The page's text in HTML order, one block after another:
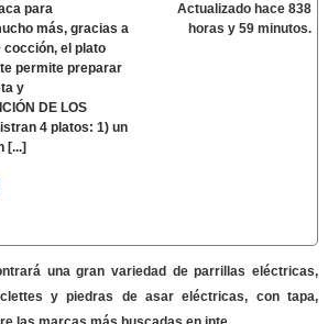
para
más, gracias a
cocción, el plato
permite preparar
y
DE LOS
4 platos: 1) un
[...]
Actualizado hace 838
horas y 59 minutos.
una gran variedad de parrillas eléctricas,
y piedras de asar eléctricas, con tapa,